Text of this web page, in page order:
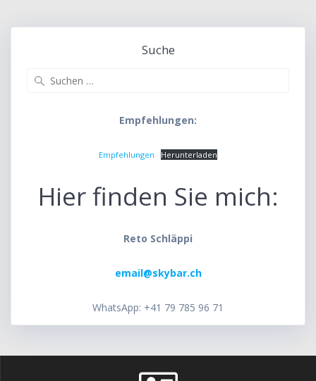
Suche
Empfehlungen:
Empfehlungen Herunterladen
Hier finden Sie mich:
Reto Schläppi
email@skybar.ch
WhatsApp: +41 79 785 96 71